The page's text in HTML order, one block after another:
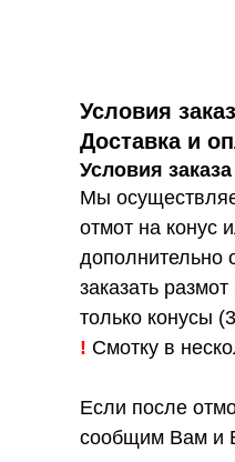
Условия
Доставка и
Условия заказа
Мы
отмот на конус
дополнительно
заказать
только конусы
! Смотку в
Если после
сообщим Вам и